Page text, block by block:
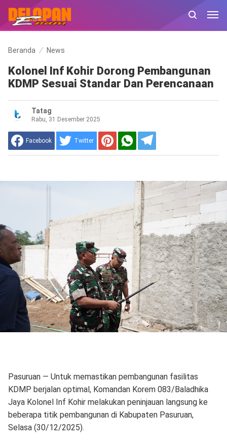
Beranda News
Kolonel Inf Kohir Dorong Pembangunan
KDMP Sesuai Standar Dan Perencanaan
Tatag
Rabu, 31 Desember 2025
Facebook Twitter
Pasuruan — Untuk memastikan pembangunan fasilitas
KDMP berjalan optimal, Komandan Korem 083/Baladhika
Jaya Kolonel Inf Kohir melakukan peninjauan langsung ke
beberapa titik pembangunan di Kabupaten Pasuruan,
Selasa (30/12/2025).